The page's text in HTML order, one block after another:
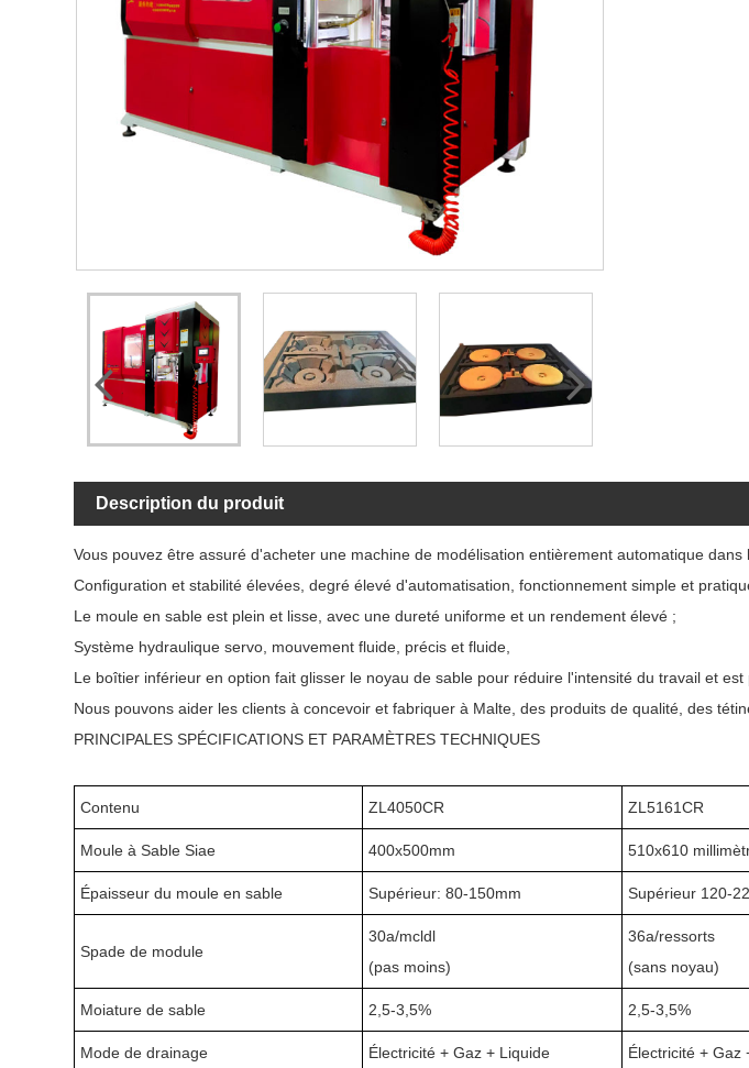
Description du produit
Vous pouvez être assuré d'acheter une machine de modélisation entièrement automatique
Configuration et stabilité élevées, degré élevé d'automatisation, fonctionnement simple et
Le moule en sable est plein et lisse, avec une dureté uniforme et un rendement élevé ;
Système hydraulique servo, mouvement fluide, précis et fluide,
Le boîtier inférieur en option fait glisser le noyau de sable pour réduire l'intensité du travail et est
Nous pouvons aider les clients à concevoir et fabriquer à Malte, des produits de qualité, des
PRINCIPALES SPÉCIFICATIONS ET PARAMÈTRES TECHNIQUES
Contenu ZL4050CR ZL5161CR
Moule à Sable Siae 400x500mm 510x610
Épaisseur du moule en sable Supérieur: 80-150mm Supérieur 120-
Spade de module
30a/mcldl
(pas moins)
36a/ressorts
(sans noyau)
Moiature de sable 2,5-3,5% 2,5-3,5%
Mode de drainage Électricité + Gaz + Liquide Électricité + Gaz